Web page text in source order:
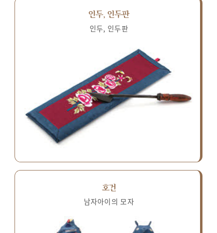
인두, 인두판
인두, 인두판
호건
남자아이의 모자